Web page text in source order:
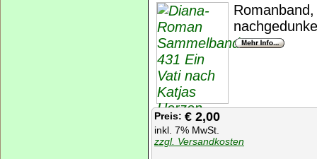
Preis: € 2,00
inkl. 7% MwSt.
zzgl. Versandkosten